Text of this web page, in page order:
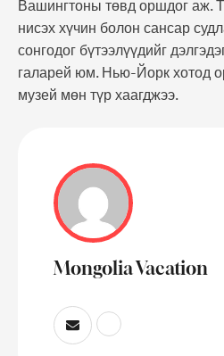
Вашингтоны төвд оршдог аж.
нисэх хүчин болон сансар
сонгодог бүтээлүүдийг
галарей юм. Нью-Йорк хотод
музей мөн түр хаагджээ.
Mongolia Vacation